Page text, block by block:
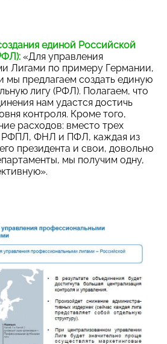
единой Российской
«Для управления
Лигами по примеру Германии,
предлагаем создать единую
лигу (РФЛ). Полагаем, что
нам удастся достичь
контроля. Кроме того,
расходов: вместо трех
РФПЛ, ФНЛ и ПФЛ, каждая из
президента и свои, довольно
мы получим одну,